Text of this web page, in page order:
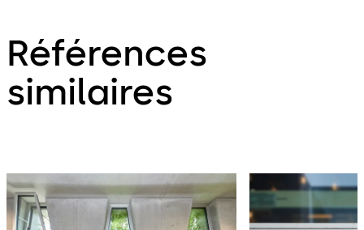
Références
similaires